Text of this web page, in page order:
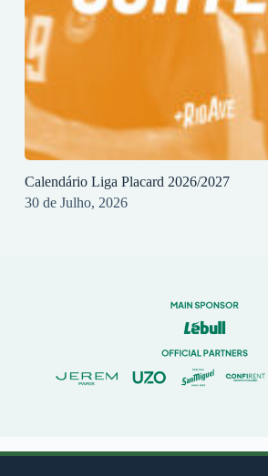
Calendário Liga Placard 2026/2027
30 de Julho, 2026